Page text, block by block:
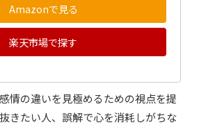
Amazonで見る
楽天市場で探す
情の違いを見極めるための視点を提
きたい人、誤解で心を消耗しがちな